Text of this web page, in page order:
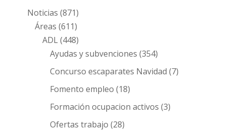
Noticias (871)
Áreas (611)
ADL(448)
Ayudas y subvenciones (354)
Concurso escaparates Navidad (7)
Fomento empleo (18)
Formación ocupacion activos (3)
Ofertas trabajo (28)